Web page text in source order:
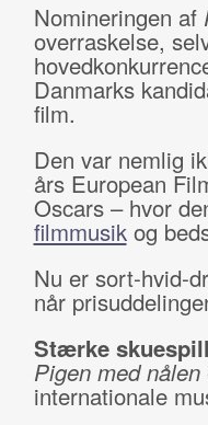
Nomineringen af
overraskelse,
Danmarks
film.
Den var nemlig
års European
Oscars – hvor
filmmusikog
Nu er sort-hvid-
når
Stærke
Pigen med nålen
internationale